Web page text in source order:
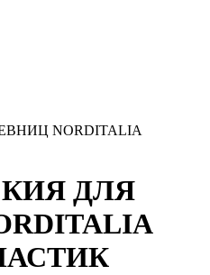
NORDITALIA
ДЛЯ